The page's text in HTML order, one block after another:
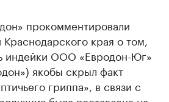
прокомментировали
Краснодарского края о том,
индейки ООО «Евродон-Юг»
якобы скрыл факт
гриппа», в связи с